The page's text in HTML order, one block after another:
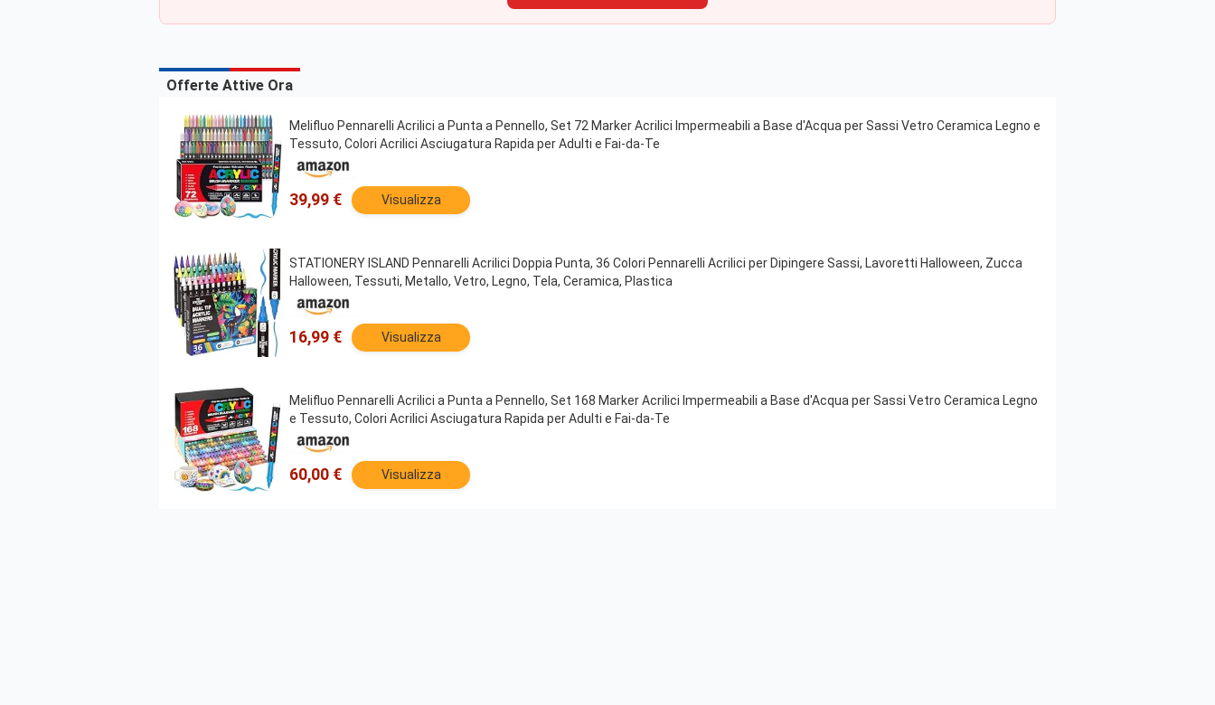
Offerte Attive Ora
Melifluo Pennarelli Acrilici a Punta a Pennello, Set 72 Marker Acrilici Impermeabili a Base d'Acqua per Sassi Vetro Ceramica Legno e
Tessuto, Colori Acrilici Asciugatura Rapida per Adulti e Fai-da-Te
39,99 € Visualizza
STATIONERY ISLAND Pennarelli Acrilici Doppia Punta, 36 Colori Pennarelli Acrilici per Dipingere Sassi, Lavoretti Halloween, Zucca
Halloween, Tessuti, Metallo, Vetro, Legno, Tela, Ceramica, Plastica
16,99 € Visualizza
Melifluo Pennarelli Acrilici a Punta a Pennello, Set 168 Marker Acrilici Impermeabili a Base d'Acqua per Sassi Vetro Ceramica Legno
e Tessuto, Colori Acrilici Asciugatura Rapida per Adulti e Fai-da-Te
60,00 € Visualizza